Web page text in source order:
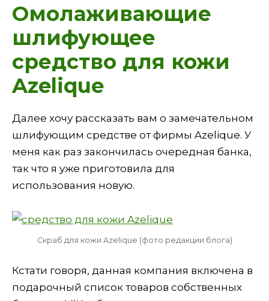
Омолаживающие
шлифующее
средство для кожи
Azelique
Далее хочу рассказать вам о замечательном
шлифующим средстве от фирмы Azelique. У
меня как раз закончилась очередная банка,
так что я уже приготовила для
использования новую.
Скраб для кожи Azelique (фото редакции блога)
Кстати говоря, данная компания включена в
подарочный список товаров собственных